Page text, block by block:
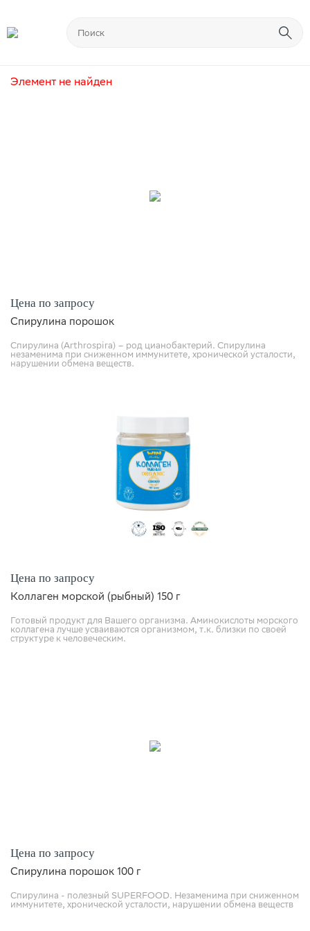
Элемент не найден
Цена по запросу
Спирулина порошок
Спирулина (Arthrospira) – род цианобактерий. Спирулина
незаменима при сниженном иммунитете, хронической усталости,
нарушении обмена веществ.
Цена по запросу
Коллаген морской (рыбный) 150 г
Готовый продукт для Вашего организма. Аминокислоты морского
коллагена лучше усваиваются организмом, т.к. близки по своей
структуре к человеческим.
Цена по запросу
Спирулина порошок 100 г
Спирулина - полезный SUPERFOOD. Незаменима при сниженном
иммунитете, хронической усталости, нарушении обмена веществ